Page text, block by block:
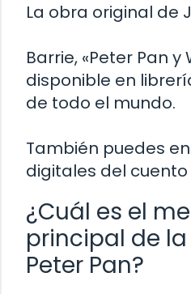
La obra original de
Barrie, «Peter Pan y
disponible en
de todo el mundo.
También puedes
digitales del cuento
¿Cuál es el
principal de
Peter Pan?